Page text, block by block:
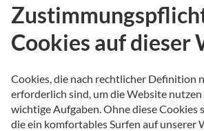
Cookies auf dieser
Cookies, die nach rechtlicher Definition
erforderlich sind, um die Website
wichtige Aufgaben. Ohne diese Cookies
die ein komfortables Surfen auf unserer